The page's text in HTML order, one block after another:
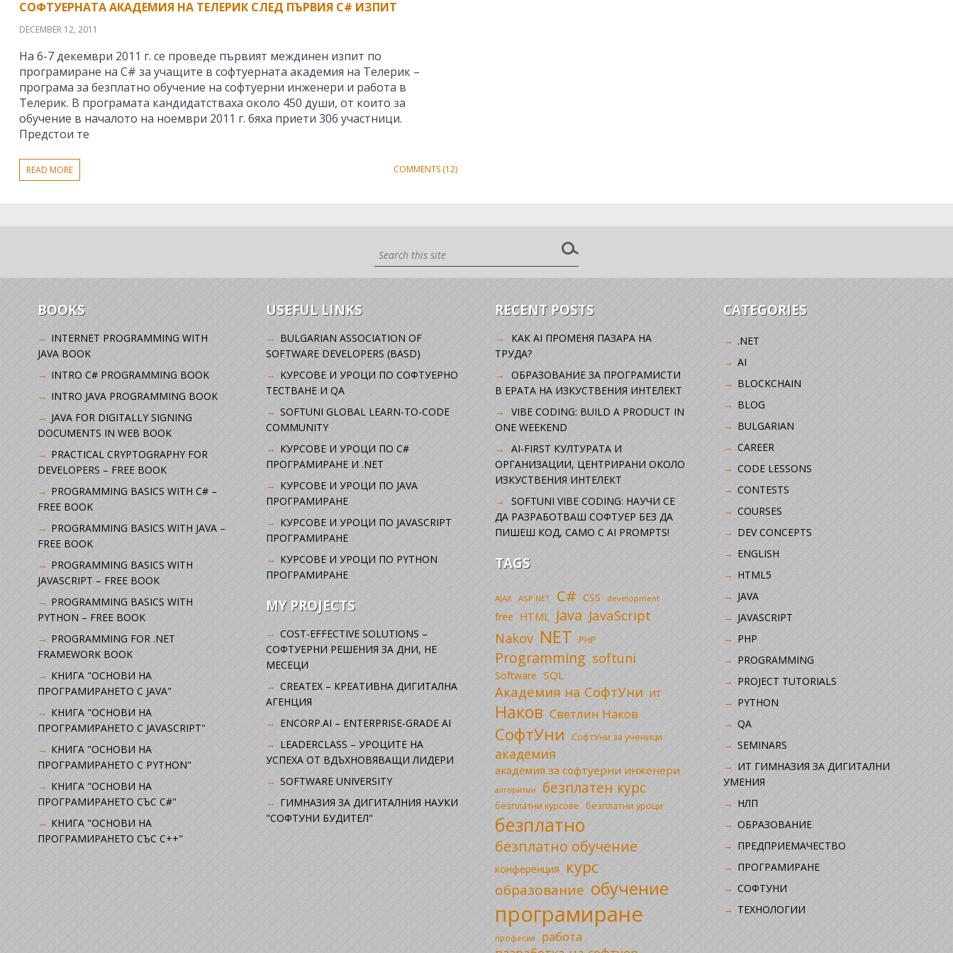
СОФТУЕРНАТА АКАДЕМИЯ НА ТЕЛЕРИК СЛЕД ПЪРВИЯ C# ИЗПИТ
DECEMBER 12, 2011
На 6-7 декември 2011 г. се проведе първият междинен изпит по
програмиране на C# за учащите в софтуерната академия на Телерик –
програма за безплатно обучение на софтуерни инженери и работа в
Телерик. В програмата кандидатстваха около 450 души, от които за
обучение в началото на ноември 2011 г. бяха приети 306 участници.
Предстои те
READ MORE COMMENTS (12)
BOOKS
INTERNET PROGRAMMING WITH
JAVA BOOK
INTRO C# PROGRAMMING BOOK
INTRO JAVA PROGRAMMING BOOK
JAVA FOR DIGITALLY SIGNING
DOCUMENTS IN WEB BOOK
PRACTICAL CRYPTOGRAPHY FOR
DEVELOPERS – FREE BOOK
PROGRAMMING BASICS WITH C# –
FREE BOOK
PROGRAMMING BASICS WITH JAVA –
FREE BOOK
PROGRAMMING BASICS WITH
JAVASCRIPT – FREE BOOK
PROGRAMMING BASICS WITH
PYTHON – FREE BOOK
PROGRAMMING FOR .NET
FRAMEWORK BOOK
КНИГА "ОСНОВИ НА
ПРОГРАМИРАНЕТО С JAVA"
КНИГА "ОСНОВИ НА
ПРОГРАМИРАНЕТО С JAVASCRIPT"
КНИГА "ОСНОВИ НА
ПРОГРАМИРАНЕТО С PYTHON"
КНИГА "ОСНОВИ НА
ПРОГРАМИРАНЕТО СЪС C#"
КНИГА "ОСНОВИ НА
ПРОГРАМИРАНЕТО СЪС C++"
USEFUL LINKS
BULGARIAN ASSOCIATION OF
SOFTWARE DEVELOPERS (BASD)
KУРСОВЕ И УРОЦИ ПО СОФТУЕРНО
ТЕСТВАНЕ И QA
SOFTUNI GLOBAL LEARN-TO-CODE
COMMUNITY
КУРСОВЕ И УРОЦИ ПО C#
ПРОГРАМИРАНЕ И .NET
КУРСОВЕ И УРОЦИ ПО JAVA
ПРОГРАМИРАНЕ
КУРСОВЕ И УРОЦИ ПО JAVASCRIPT
ПРОГРАМИРАНЕ
КУРСОВЕ И УРОЦИ ПО PYTHON
ПРОГРАМИРАНЕ
MY PROJECTS
COST-EFFECTIVE SOLUTIONS –
СОФТУЕРНИ РЕШЕНИЯ ЗА ДНИ, НЕ
МЕСЕЦИ
CREATEX – КРЕАТИВНА ДИГИТАЛНА
АГЕНЦИЯ
ENCORP.AI – ENTERPRISE-GRADE AI
LEADERCLASS – УРОЦИТЕ НА
УСПЕХА ОТ ВДЪХНОВЯВАЩИ ЛИДЕРИ
SOFTWARE UNIVERSITY
ГИМНАЗИЯ ЗА ДИГИТАЛНИЯ НАУКИ
"СОФТУНИ БУДИТЕЛ"
RECENT POSTS
КАК AI ПРОМЕНЯ ПАЗАРА НА
ТРУДА?
ОБРАЗОВАНИЕ ЗА ПРОГРАМИСТИ
В ЕРАТА НА ИЗКУСТВЕНИЯ ИНТЕЛЕКТ
VIBE CODING: BUILD A PRODUCT IN
ONE WEEKEND
AI-FIRST КУЛТУРАТА И
ОРГАНИЗАЦИИ, ЦЕНТРИРАНИ ОКОЛО
ИЗКУСТВЕНИЯ ИНТЕЛЕКТ
SOFTUNI VIBE CODING: НАУЧИ СЕ
ДА РАЗРАБОТВАШ СОФТУЕР БЕЗ ДА
ПИШЕШ КОД, САМО С AI PROMPTS!
TAGS
AJAX ASP.NET C# CSS development
free HTML Java JavaScript
Nakov NET PHP
Programming softuni
Software SQL
Академия на СофтУни ИТ
Наков Светлин Наков
СофтУни СофтУни за ученици
академия
академия за софтуерни инженери
алгоритми безплатен курс
безплатни курсове безплатни уроци
безплатно
безплатно обучение
конференция курс
образование обучение
програмиране
професия работа
CATEGORIES
.NET
AI
BLOCKCHAIN
BLOG
BULGARIAN
CAREER
CODE LESSONS
CONTESTS
COURSES
DEV CONCEPTS
ENGLISH
HTML5
JAVA
JAVASCRIPT
PHP
PROGRAMMING
PROJECT TUTORIALS
PYTHON
QA
SEMINARS
ИТ ГИМНАЗИЯ ЗА ДИГИТАЛНИ
УМЕНИЯ
НЛП
ОБРАЗОВАНИЕ
ПРЕДПРИЕМАЧЕСТВО
ПРОГРАМИРАНЕ
СОФТУНИ
ТЕХНОЛОГИИ